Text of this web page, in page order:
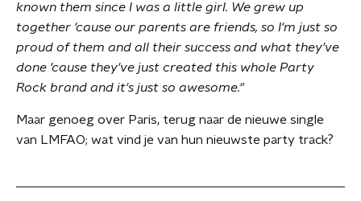
known them since I was a little girl. We grew up
together 'cause our parents are friends, so I'm just so
proud of them and all their success and what they've
done 'cause they've just created this whole Party
Rock brand and it's just so awesome."
Maar genoeg over Paris, terug naar de nieuwe single
van LMFAO; wat vind je van hun nieuwste party track?